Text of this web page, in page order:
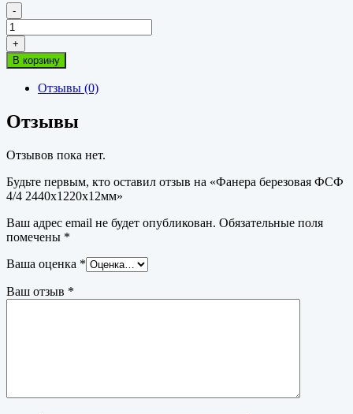
-
Количество
товара
Фанера
березовая
+
В корзину
Отзывы (0)
Отзывы
Отзывов пока нет.
Будьте первым, кто оставил отзыв на «Фанера березовая ФСФ
4/4 2440х1220х12мм»
Ваш адрес email не будет опубликован. Обязательные поля
помечены *
Ваша оценка *
Ваш отзыв *